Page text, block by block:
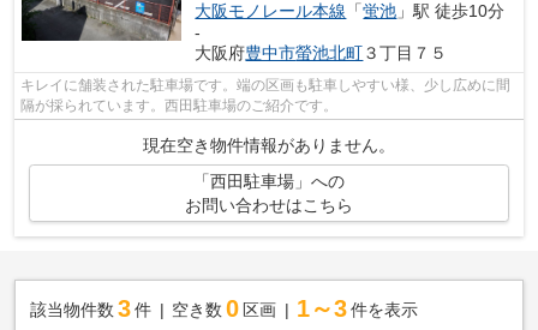
大阪モノレール本線 「蛍池 」駅 徒歩10分
-
大阪府豊中市螢池北町３丁目７５
キレイに舗装された駐車場です。端の区画も駐車しやすい様、少し広めに間
隔が採られています。西田駐車場のご紹介です。
現在空き物件情報がありません。
「西田駐車場」への
お問い合わせはこちら
該当物件数 3件 空き数 0 区画 1～3 件を表示